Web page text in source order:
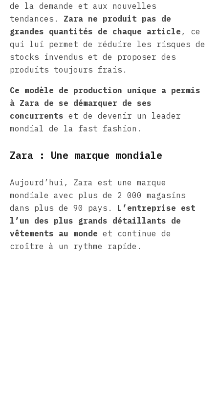
de la demande et aux nouvelles
tendances. Zara ne produit pas de
grandes quantités de chaque article , ce
qui lui permet de réduire les risques de
stocks invendus et de proposer des
produits toujours frais.
Ce modèle de production unique a permis
à Zara de se démarquer de ses
concurrents et de devenir un leader
mondial de la fast fashion.
Zara : Une marque mondiale
Aujourd’hui, Zara est une marque
mondiale avec plus de 2 000 magasins
dans plus de 90 pays. L’entreprise est
l’un des plus grands détaillants de
vêtements au monde et continue de
croître à un rythme rapide.